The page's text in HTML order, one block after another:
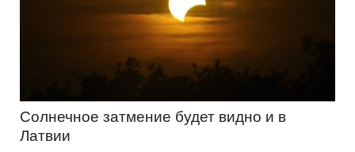
Солнечное затмение будет видно и в
Латвии